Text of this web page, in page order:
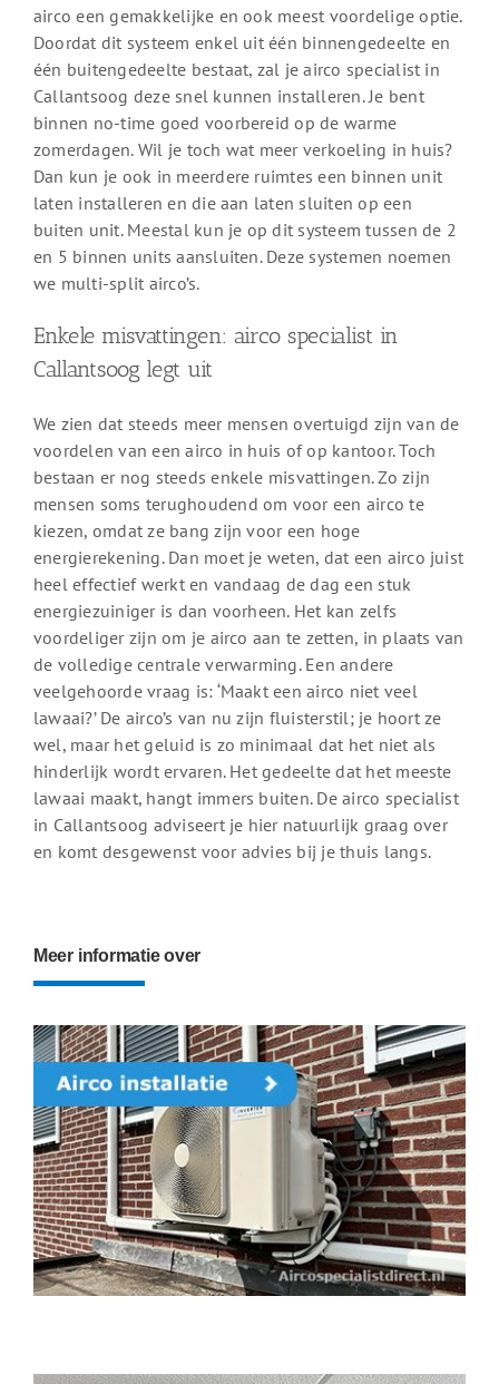
airco een gemakkelijke en ook meest voordelige optie.
Doordat dit systeem enkel uit één binnengedeelte en
één buitengedeelte bestaat, zal je airco specialist in
Callantsoog deze snel kunnen installeren. Je bent
binnen no-time goed voorbereid op de warme
zomerdagen. Wil je toch wat meer verkoeling in huis?
Dan kun je ook in meerdere ruimtes een binnen unit
laten installeren en die aan laten sluiten op een
buiten unit. Meestal kun je op dit systeem tussen de 2
en 5 binnen units aansluiten. Deze systemen noemen
we multi-split airco’s.
Enkele misvattingen: airco specialist in
Callantsoog legt uit
We zien dat steeds meer mensen overtuigd zijn van de
voordelen van een airco in huis of op kantoor. Toch
bestaan er nog steeds enkele misvattingen. Zo zijn
mensen soms terughoudend om voor een airco te
kiezen, omdat ze bang zijn voor een hoge
energierekening. Dan moet je weten, dat een airco juist
heel effectief werkt en vandaag de dag een stuk
energiezuiniger is dan voorheen. Het kan zelfs
voordeliger zijn om je airco aan te zetten, in plaats van
de volledige centrale verwarming. Een andere
veelgehoorde vraag is: ‘Maakt een airco niet veel
lawaai?’ De airco’s van nu zijn fluisterstil; je hoort ze
wel, maar het geluid is zo minimaal dat het niet als
hinderlijk wordt ervaren. Het gedeelte dat het meeste
lawaai maakt, hangt immers buiten. De airco specialist
in Callantsoog adviseert je hier natuurlijk graag over
en komt desgewenst voor advies bij je thuis langs.
Meer informatie over